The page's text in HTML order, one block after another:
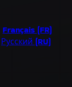
Français (FR)
Русский (RU)